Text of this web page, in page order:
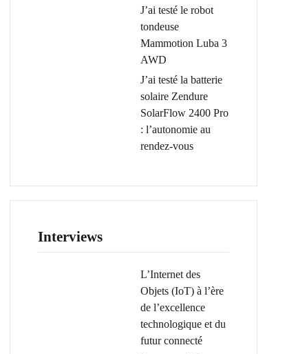
J’ai testé le robot
tondeuse
Mammotion Luba 3
AWD
J’ai testé la batterie
solaire Zendure
SolarFlow 2400 Pro
: l’autonomie au
rendez-vous
Interviews
L’Internet des
Objets (IoT) à l’ère
de l’excellence
technologique et du
futur connecté